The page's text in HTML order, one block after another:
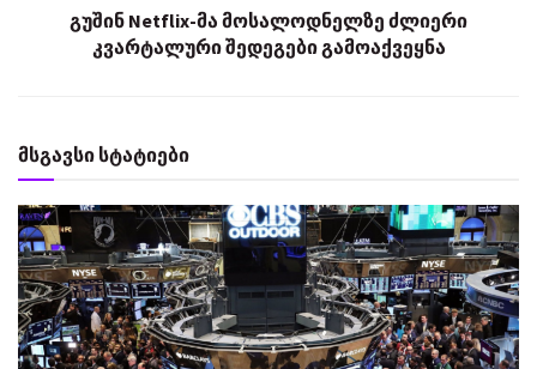
გუშინ Netflix-მა მოსალოდნელზე ძლიერი
კვარტალური შედეგები გამოაქვეყნა
მსგავსი სტატიები